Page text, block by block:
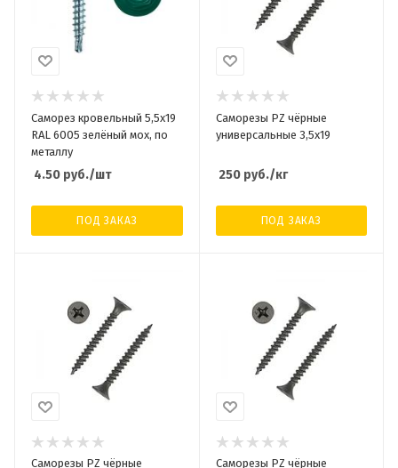
Саморез кровельный 5,5x19
RAL 6005 зелёный мох, по
металлу
4.50 руб./шт
ПОД ЗАКАЗ
Саморезы PZ чёрные
универсальные 3,5х19
250руб./кг
ПОД ЗАКАЗ
Саморезы PZ чёрные Саморезы PZ чёрные